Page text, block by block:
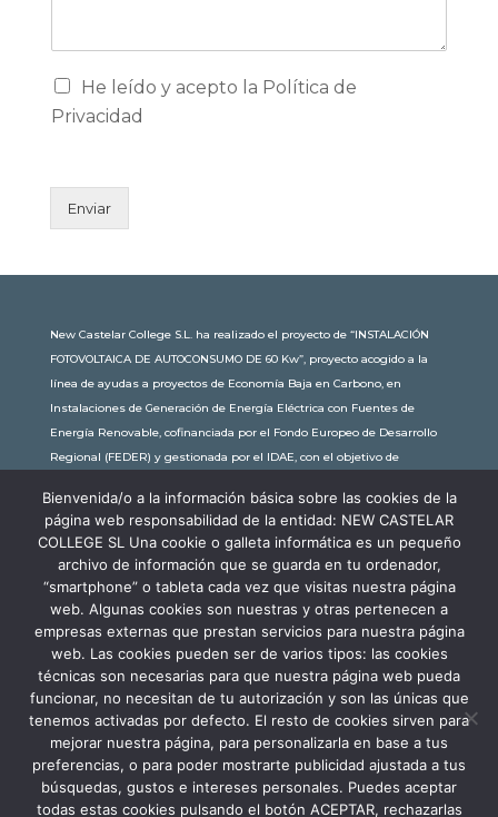
He leído y acepto la Política de
Privacidad
Enviar
New Castelar College S.L. ha realizado el proyecto de “INSTALACIÓN
FOTOVOLTAICA DE AUTOCONSUMO DE 60 Kw”, proyecto acogido a la
línea de ayudas a proyectos de Economía Baja en Carbono, en
Instalaciones de Generación de Energía Eléctrica con Fuentes de
Energía Renovable, cofinanciada por el Fondo Europeo de Desarrollo
Regional (FEDER) y gestionada por el IDAE, con el objetivo de
subvención de 30.245,63€. Con una potencia instalada de 60kW, la
comunidad educativa de New Castelar ahorra al planeta 34,79
toneladas de CO2 al año, lo que equivale a recorrer 116.677 km en coche
o plantar 116 árboles al año.
Bienvenida/o a la información básica sobre las cookies de la
página web responsabilidad de la entidad: NEW CASTELAR
COLLEGE SL Una cookie o galleta informática es un pequeño
archivo de información que se guarda en tu ordenador,
“smartphone” o tableta cada vez que visitas nuestra página
web. Algunas cookies son nuestras y otras pertenecen a
empresas externas que prestan servicios para nuestra página
web. Las cookies pueden ser de varios tipos: las cookies
técnicas son necesarias para que nuestra página web pueda
funcionar, no necesitan de tu autorización y son las únicas que
tenemos activadas por defecto. El resto de cookies sirven para
mejorar nuestra página, para personalizarla en base a tus
preferencias, o para poder mostrarte publicidad ajustada a tus
búsquedas, gustos e intereses personales. Puedes aceptar
todas estas cookies pulsando el botón ACEPTAR, rechazarlas